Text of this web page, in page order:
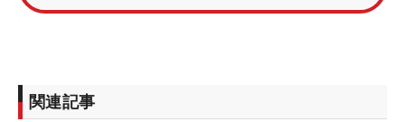
ティングが良かったですね」と好スコアの要因を挙
1番と6番は5メートル。「たまたま」という10番は
15メートルを沈めた。バーディパットだけでなく
関連記事